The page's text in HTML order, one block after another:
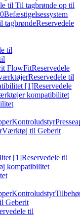
til Til tagbrønde op til
Befæstigelsessystem
tagbrøndeReservedele
til
FlowFitReservedele
Reservedele til
[1]Reservedele
kompatibilitet
Kontroludstyr
Værktøj til Geberit
[1]Reservedele til
kompatibilitet
Kontroludstyr
Geberit
til